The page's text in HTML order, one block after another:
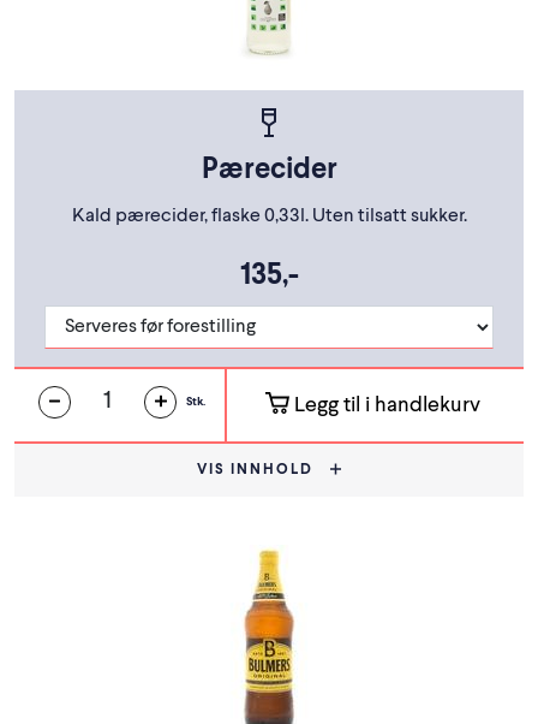
Pærecider
Kald pærecider, flaske 0,33l. Uten tilsatt sukker.
135,-
Stk. Legg til i handlekurv
VIS INNHOLD